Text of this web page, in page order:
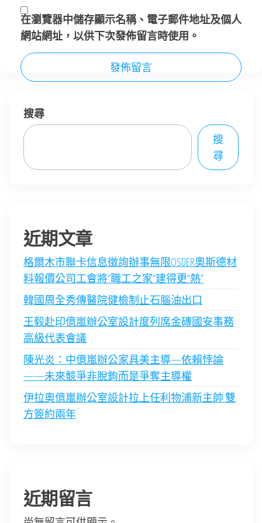
在瀏覽器中儲存顯示名稱、電子郵件地址及個人
網站網址，以供下次發佈留言時使用。
搜尋
搜
尋
近期文章
格爾木市聯卡信息徵詢辦事無限OSDER奧斯德材
料報價公司工會將“職工之家”建得更“熱”
韓國周全秀傳醫院健檢制止石腦油出口
王毅赴印億嵐辦公室設計度列席金磚國安事務
高級代表會議
陳光炎：中億嵐辦公家具美主導—依賴悖論
——未來競爭非脫鉤而是爭奪主導權
伊拉奧億嵐辦公室設計拉上任利物浦新主帥 雙
方簽約兩年
近期留言